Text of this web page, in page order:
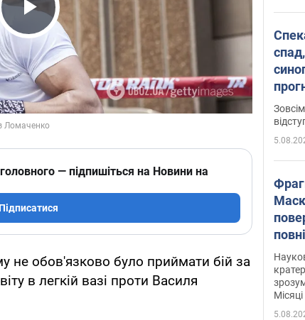
Play Video
— підпишіться на Новини на
Підписатися
не обов'язково було приймати бій за
в легкій вазі проти Василя
усе
Місяці